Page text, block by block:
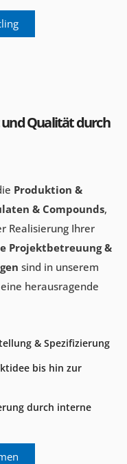
Qualität durch
Produktion &
& Compounds,
Realisierung Ihrer
Projektbetreuung &
sind in unserem
herausragende
& Spezifizierung
bis hin zur
durch interne